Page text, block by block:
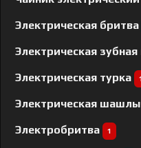
Электрическая
Электрическая
Электрическая турка
Электрическая
Электробритва 1